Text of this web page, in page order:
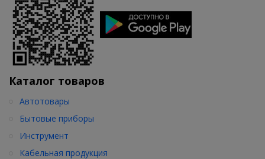
Каталог товаров
Автотовары
Бытовые приборы
Инструмент
Кабельная продукция